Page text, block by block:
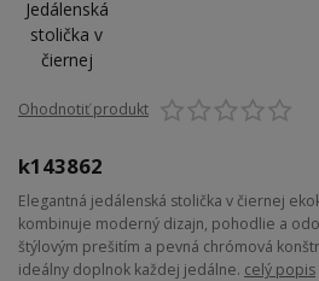
Ohodnotiť produkt
k143862
Elegantná jedálenská stolička v čiernej
kombinuje moderný dizajn, pohodlie a
štýlovým prešitím a pevná chrómová
ideálny doplnok každej jedálne. celý popis